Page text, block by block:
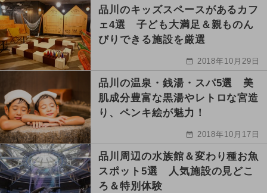
品川のキッズスペースがあるカフ
ェ4選 子ども大満足＆親ものん
びりできる施設を厳選
2018年10月29日
品川の温泉・銭湯・スパ5選 美
肌成分豊富な黒湯やレトロな宮造
り、ペンキ絵が魅力！
2018年10月17日
品川周辺の水族館＆変わり種お魚
スポット5選 人気施設の見どこ
ろ＆特別体験